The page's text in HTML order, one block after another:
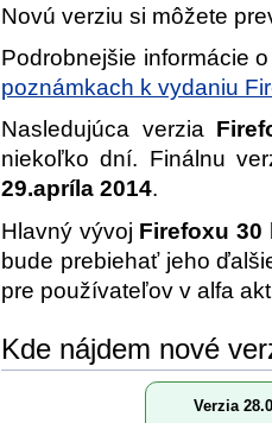
Novú verziu si môžete
Podrobnejšie informácie
poznámkach k vydaniu
Nasledujúca verzia
niekoľko dní. Finálnu
29.apríla 2014.
Hlavný vývoj Firefoxu 30
bude prebiehať jeho
pre používateľov v alfa
Kde nájdem nové
Verzia 28.0